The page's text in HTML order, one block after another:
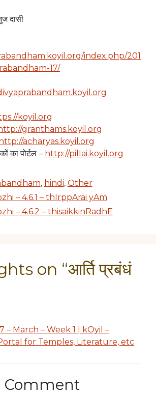
दासी
index.php/201
17/
koyil.org
granthams.koyil.org
http://acharyas.koyil.org
का पोर्टल – http://pillai.koyil.org
, hindi, Other
– 4.6.1 – thIrppArai yAm
– 4.6.2 – thisaikkinRadhE
on “आर्ति प्रबंधं
– March – Week 1 | kOyil –
for Temples, Literature, etc
Comment